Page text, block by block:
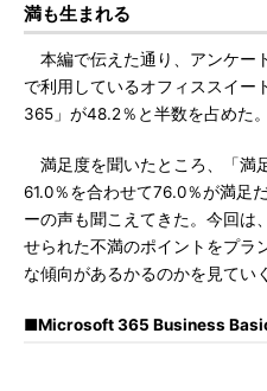
満も生まれる
本編で伝えた通り、アンケー
で利用しているオフィススイ
365」が48.2％と半数を占めた。
満足度を聞いたところ、「満
61.0％を合わせて76.0％が満足
ーの声も聞こえてきた。今回
せられた不満のポイントをプラ
な傾向があるかるのかを見てい
■Microsoft 365 Business